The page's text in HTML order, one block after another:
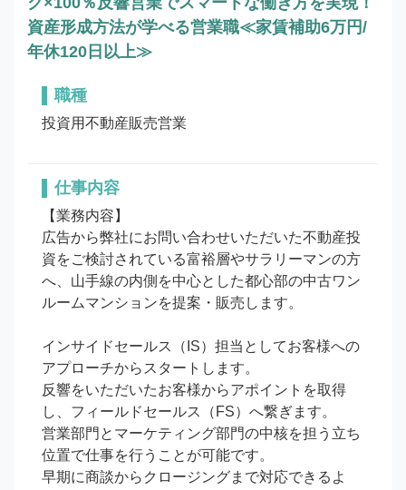
資産形成方法が学べる営業職≪家賃補助6万円/
年休120日以上≫
職種
投資用不動産販売営業
仕事内容
【業務内容】
広告から弊社にお問い合わせいただいた不動産投
資をご検討されている富裕層やサラリーマンの方
へ、山手線の内側を中心とした都心部の中古ワン
ルームマンションを提案・販売します。
インサイドセールス（IS）担当としてお客様への
アプローチからスタートします。
反響をいただいたお客様からアポイントを取得
し、フィールドセールス（FS）へ繋ぎます。
営業部門とマーケティング部門の中核を担う立ち
位置で仕事を行うことが可能です。
早期に商談からクロージングまで対応できるよ